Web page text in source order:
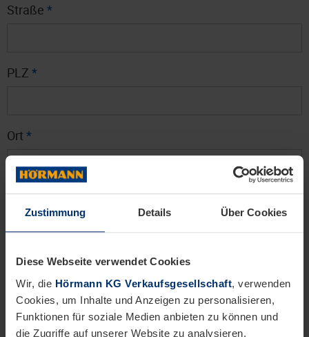
Zustimmung Details Über Cookies
Diese Webseite verwendet Cookies
Wir, die Hörmann KG Verkaufsgesellschaft, verwenden
Cookies, um Inhalte und Anzeigen zu personalisieren,
Funktionen für soziale Medien anbieten zu können und
die Zugriffe auf unserer Website zu analysieren.
Straße *
PLZ *
Ort *
Land
Geburtsdatum (TT.MM.JJJJ)
Telefon / Mobil*